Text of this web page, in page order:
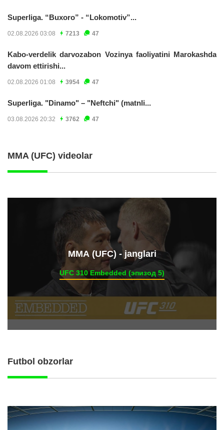
Superliga. “Buxoro” - “Lokomotiv”...
02.08.2026 03:08 7213 47
Kabo-verdelik darvozabon Vozinya faoliyatini Marokashda
davom ettirishi...
02.08.2026 01:08 3954 47
Superliga. "Dinamo" – "Neftchi" (matnli...
03.08.2026 20:32 3762 47
MMA (UFC) videolar
ММА (UFC) - janglari
UFC 310 Embedded (эпизод 5)
Futbol obzorlar